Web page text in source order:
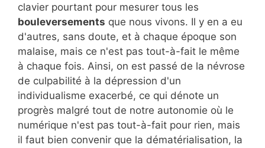
clavier pourtant pour mesurer tous les
bouleversements que nous vivons. Il y en a eu
d'autres, sans doute, et à chaque époque son
malaise, mais ce n'est pas tout-à-fait le même
à chaque fois. Ainsi, on est passé de la névrose
de culpabilité à la dépression d'un
individualisme exacerbé, ce qui dénote un
progrès malgré tout de notre autonomie où le
numérique n'est pas tout-à-fait pour rien, mais
il faut bien convenir que la dématérialisation, la